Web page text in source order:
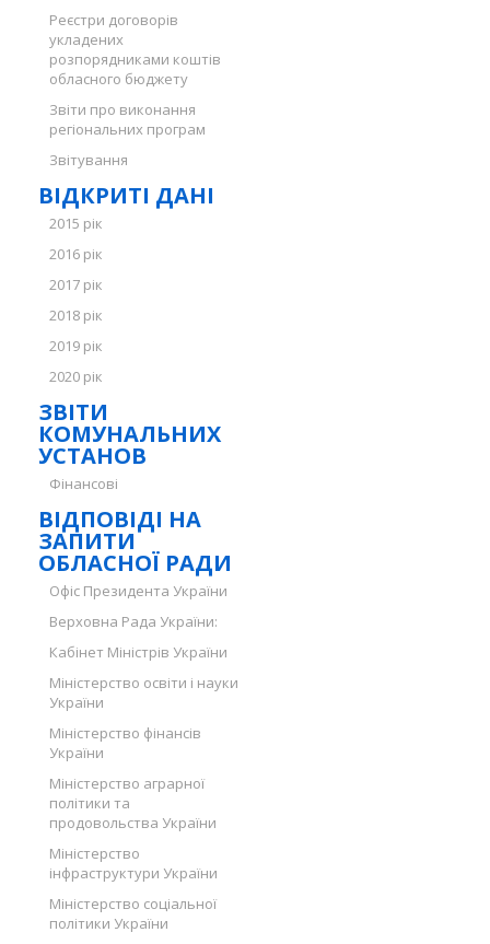
Реєстри договорів
укладених
розпорядниками коштів
обласного бюджету
Звіти про виконання
регіональних програм
Звітування
ВІДКРИТІ ДАНІ
2015 рік
2016 рік
2017 рік
2018 рік
2019 рік
2020 рік
ЗВІТИ
КОМУНАЛЬНИХ
УСТАНОВ
Фінансові
ВІДПОВІДІ НА
ЗАПИТИ
ОБЛАСНОЇ РАДИ
Офіс Президента України
Верховна Рада України:
Кабінет Міністрів України
Міністерство освіти і науки
України
Міністерство фінансів
України
Міністерство аграрної
політики та
продовольства України
Міністерство
інфраструктури України
Міністерство соціальної
політики України